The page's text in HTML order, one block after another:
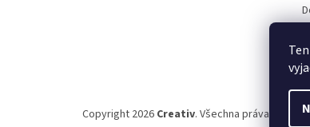
Copyright 2026 Creativ. Všechna práva